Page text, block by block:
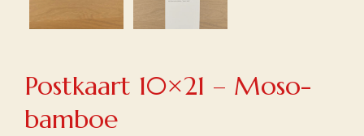
Postkaart 10×21 – Moso-
bamboe